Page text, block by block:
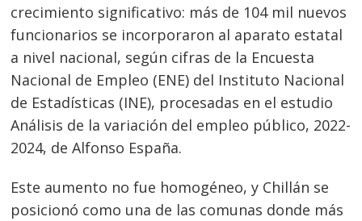
crecimiento significativo: más de 104 mil nuevos
funcionarios se incorporaron al aparato estatal
a nivel nacional, según cifras de la Encuesta
Nacional de Empleo (ENE) del Instituto Nacional
de Estadísticas (INE), procesadas en el estudio
Análisis de la variación del empleo público, 2022-
2024, de Alfonso España.
Este aumento no fue homogéneo, y Chillán se
posicionó como una de las comunas donde más